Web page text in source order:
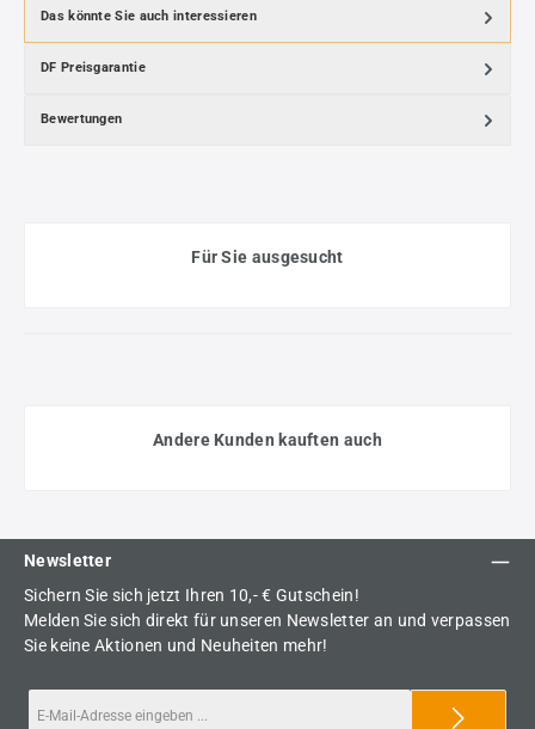
Das könnte Sie auch interessieren
DF Preisgarantie
Bewertungen
Für Sie ausgesucht
Andere Kunden kauften auch
Newsletter
Sichern Sie sich jetzt Ihren 10,- € Gutschein!
Melden Sie sich direkt für unseren Newsletter an und verpassen
Sie keine Aktionen und Neuheiten mehr!